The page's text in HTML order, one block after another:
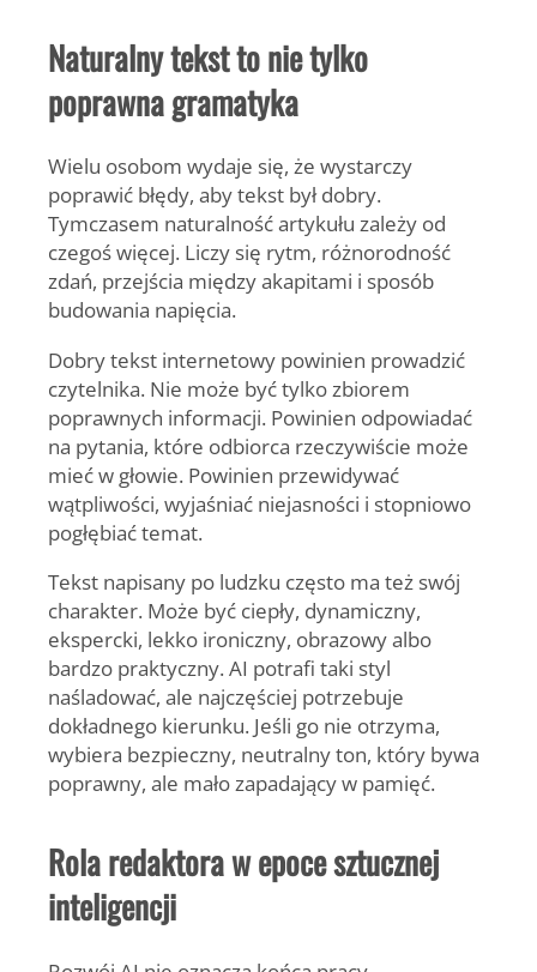
Naturalny tekst to nie tylko
poprawna gramatyka
Wielu osobom wydaje się, że wystarczy
poprawić błędy, aby tekst był dobry.
Tymczasem naturalność artykułu zależy od
czegoś więcej. Liczy się rytm, różnorodność
zdań, przejścia między akapitami i sposób
budowania napięcia.
Dobry tekst internetowy powinien prowadzić
czytelnika. Nie może być tylko zbiorem
poprawnych informacji. Powinien odpowiadać
na pytania, które odbiorca rzeczywiście może
mieć w głowie. Powinien przewidywać
wątpliwości, wyjaśniać niejasności i stopniowo
pogłębiać temat.
Tekst napisany po ludzku często ma też swój
charakter. Może być ciepły, dynamiczny,
ekspercki, lekko ironiczny, obrazowy albo
bardzo praktyczny. AI potrafi taki styl
naśladować, ale najczęściej potrzebuje
dokładnego kierunku. Jeśli go nie otrzyma,
wybiera bezpieczny, neutralny ton, który bywa
poprawny, ale mało zapadający w pamięć.
Rola redaktora w epoce sztucznej
inteligencji